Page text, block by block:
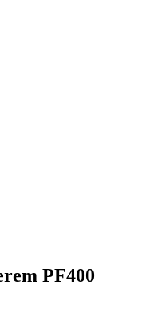
PF400